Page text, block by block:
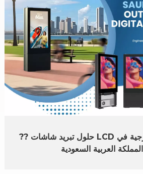
?? حلول تبريد شاشات LCD الرقمية الخارجية في
المملكة العربية السعودية